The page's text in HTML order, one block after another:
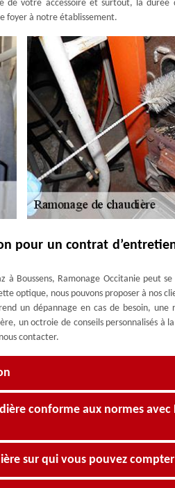
de votre accessoire et surtout, la
foyer à notre établissement.
pour un contrat
à Boussens, Ramonage Occitanie peut
optique, nous pouvons proposer à nos
un dépannage en cas de besoin, une
un octroie de conseils personnalisés à
contacter.
conforme aux normes avec
sur qui vous pouvez compter